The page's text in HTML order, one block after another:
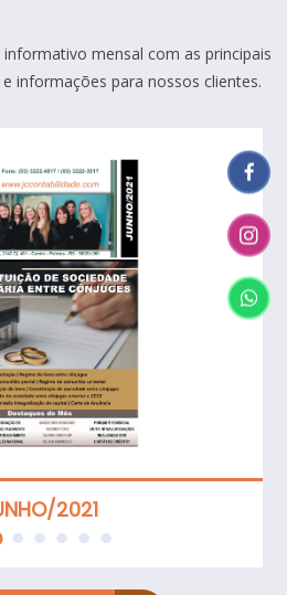
mensal com as principais
informações para nossos clientes.
2021
3 4 5 6 7